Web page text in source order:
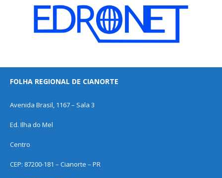
FOLHA REGIONAL DE CIANORTE
Avenida Brasil, 1167 – Sala 3
Ed. Ilha do Mel
Centro
CEP: 87200-181 – Cianorte – PR